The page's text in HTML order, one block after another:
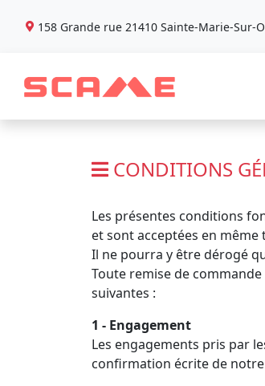
158 Grande rue 21410 Sainte-Marie-Sur-
Lun-Jeu : 08H00-12H00 / 13H00-18H00 •
CONDITIONS
Les présentes conditions
et sont acceptées en
Il ne pourra y être dérogé
Toute remise de
suivantes :
1 - Engagement
Les engagements pris par
confirmation écrite de